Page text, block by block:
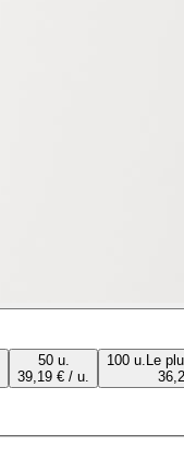
50 u.
39,19 € / u.
100 u. Le